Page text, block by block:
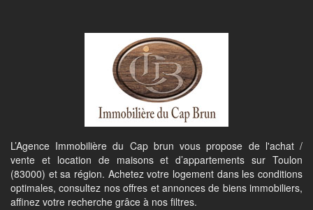
L’Agence Immobilière du Cap brun vous propose de l'achat /
vente et location de maisons et d’appartements sur Toulon
(83000) et sa région. Achetez votre logement dans les conditions
optimales, consultez nos offres et annonces de biens immobiliers,
affinez votre recherche grâce à nos filtres.